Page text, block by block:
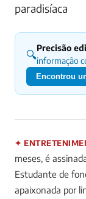
paradisíaca
🔍Precisão
informação
Encontrou
✦
meses, é
Estudante de
apaixonada por